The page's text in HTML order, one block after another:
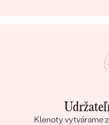
Klenoty vytvárame